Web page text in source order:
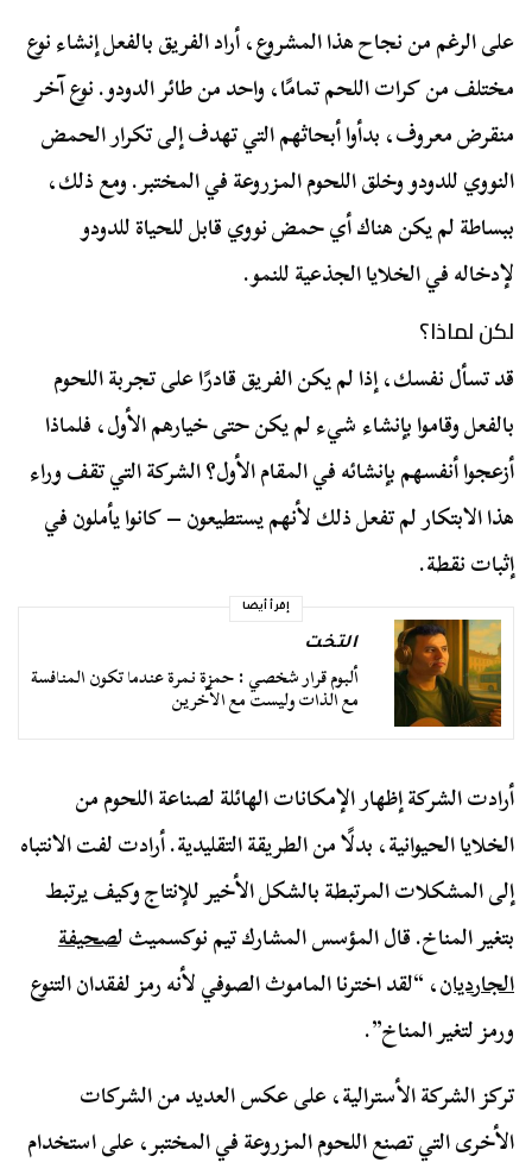
على الرغم من نجاح هذا المشروع، أراد الفريق بالفعل إنشاء نوع
مختلف من كرات اللحم تمامًا، واحد من طائر الدودو. نوع آخر
منقرض معروف، بدأوا أبحاثهم التي تهدف إلى تكرار الحمض
النووي للدودو وخلق اللحوم المزروعة في المختبر. ومع ذلك،
ببساطة لم يكن هناك أي حمض نووي قابل للحياة للدودو
لإدخاله في الخلايا الجذعية للنمو.
لكن لماذا؟
قد تسأل نفسك، إذا لم يكن الفريق قادرًا على تجربة اللحوم
بالفعل وقاموا بإنشاء شيء لم يكن حتى خيارهم الأول، فلماذا
أزعجوا أنفسهم بإنشائه في المقام الأول؟ الشركة التي تقف وراء
هذا الابتكار لم تفعل ذلك لأنهم يستطيعون – كانوا يأملون في
إثبات نقطة.
إقرأ أيضا
التخت
ألبوم قرار شخصي : حمزة نمرة عندما تكون المنافسة
مع الذات وليست مع الآخرين
أرادت الشركة إظهار الإمكانات الهائلة لصناعة اللحوم من
الخلايا الحيوانية، بدلًا من الطريقة التقليدية. أرادت لفت الانتباه
إلى المشكلات المرتبطة بالشكل الأخير للإنتاج وكيف يرتبط
بتغير المناخ. قال المؤسس المشارك تيم نوكسميث لصحيفة
الجارديان، “لقد اخترنا الماموث الصوفي لأنه رمز لفقدان التنوع
ورمز لتغير المناخ”.
تركز الشركة الأسترالية، على عكس العديد من الشركات
الأخرى التي تصنع اللحوم المزروعة في المختبر، على استخدام